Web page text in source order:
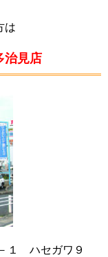
は
治見店
１ ハセガワ９